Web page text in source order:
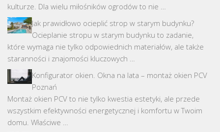
kulturze. Dla wielu miłośników ogrodów to nie …
Jak prawidłowo ocieplić strop w starym budynku?
Ocieplanie stropu w starym budynku to zadanie,
które wymaga nie tylko odpowiednich materiałów, ale także
staranności i znajomości kluczowych …
Konfigurator okien. Okna na lata – montaż okien PCV
Poznań
Montaż okien PCV to nie tylko kwestia estetyki, ale przede
wszystkim efektywności energetycznej i komfortu w Twoim
domu. Właściwe …